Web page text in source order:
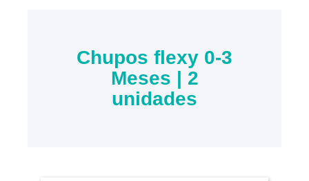
Chupos flexy 0-3
Meses | 2
unidades